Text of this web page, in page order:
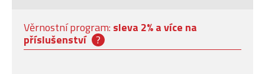
Věrnostní program: sleva 2% a více na
příslušenství ?